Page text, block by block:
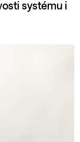
systému i